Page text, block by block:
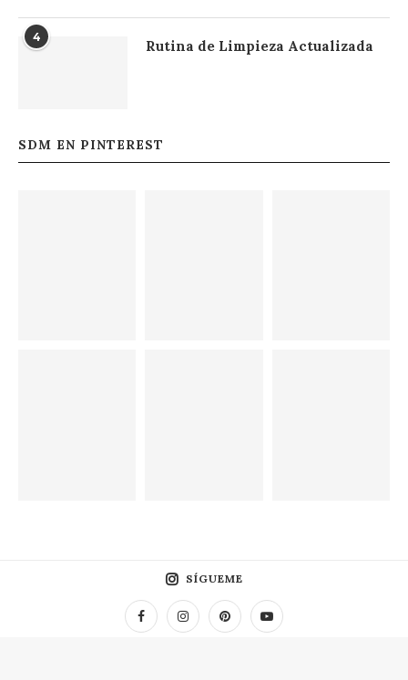
4
Rutina de Limpieza Actualizada
SDM EN PINTEREST
SÍGUEME